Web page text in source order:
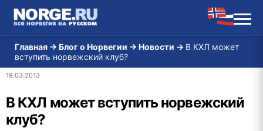
Главная → Блог о Норвегии → Новости → В КХЛ может
вступить норвежский клуб?
19.03.2013
В КХЛ может вступить норвежский
клуб?